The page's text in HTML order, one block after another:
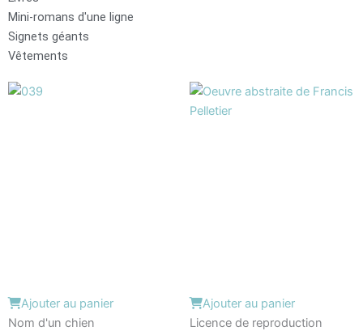
Mini-romans d'une ligne
Signets géants
Vêtements
Ajouter au panier
Nom d'un chien
Ajouter au panier
Licence de reproduction